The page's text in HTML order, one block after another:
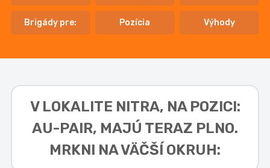
Brigády pre: Pozícia Výhody
V LOKALITE NITRA, NA POZICI:
AU-PAIR, MAJÚ TERAZ PLNO.
MRKNI NA VÄČŠÍ OKRUH: